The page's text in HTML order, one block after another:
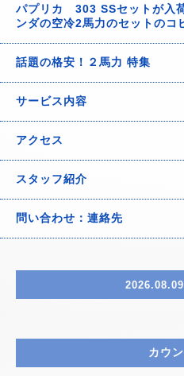
パプリカ 303 SSセットが入
ンダの空冷2馬力のセットのコ
話題の格安！２馬力 特集
サービス内容
アクセス
スタッフ紹介
問い合わせ：連絡先
カウ